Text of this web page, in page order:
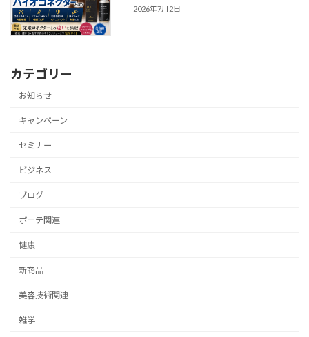
2026年7月2日
カテゴリー
お知らせ
キャンペーン
セミナー
ビジネス
ブログ
ボーテ関連
健康
新商品
美容技術関連
雑学